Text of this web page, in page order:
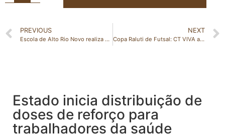
PREVIOUS
Escola de Alto Rio Novo realiza Feira de Profissões
NEXT
Copa Raluti de Futsal: CT VIVA aposta no entrosamento e determinação para seguir na briga pelo título
Estado inicia distribuição de
doses de reforço para
trabalhadores da saúde